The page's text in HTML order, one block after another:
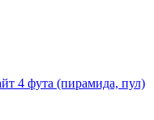
4 фута (пирамида, пул)